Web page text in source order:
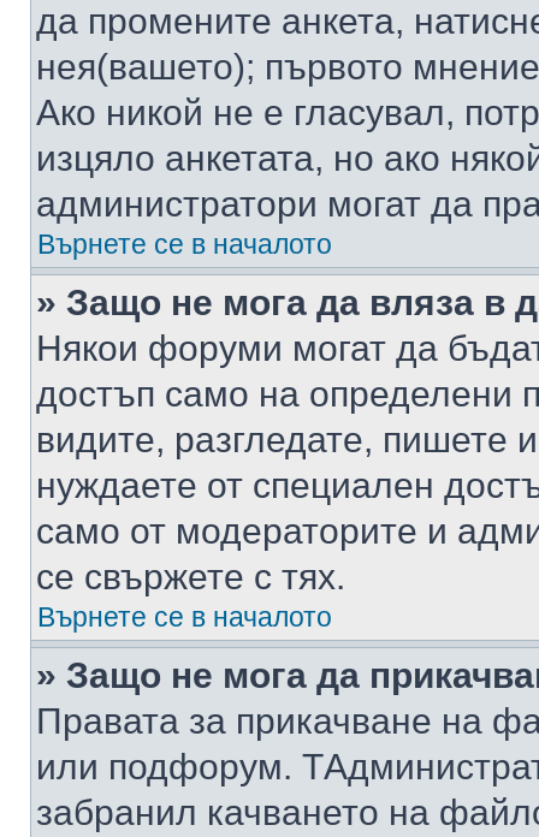
да промените анкета,
нея(вашето); първото
Ако никой не е гласувал,
изцяло анкетата, но ако
администратори могат да
Върнете се в началото
» Защо не мога да вляза в
Някои форуми могат да
достъп само на определени
видите, разгледате, пишете
нуждаете от специален
само от модераторите и
се свържете с тях.
Върнете се в началото
» Защо не мога да
Правата за прикачване на
или подфорум.
забранил качването на